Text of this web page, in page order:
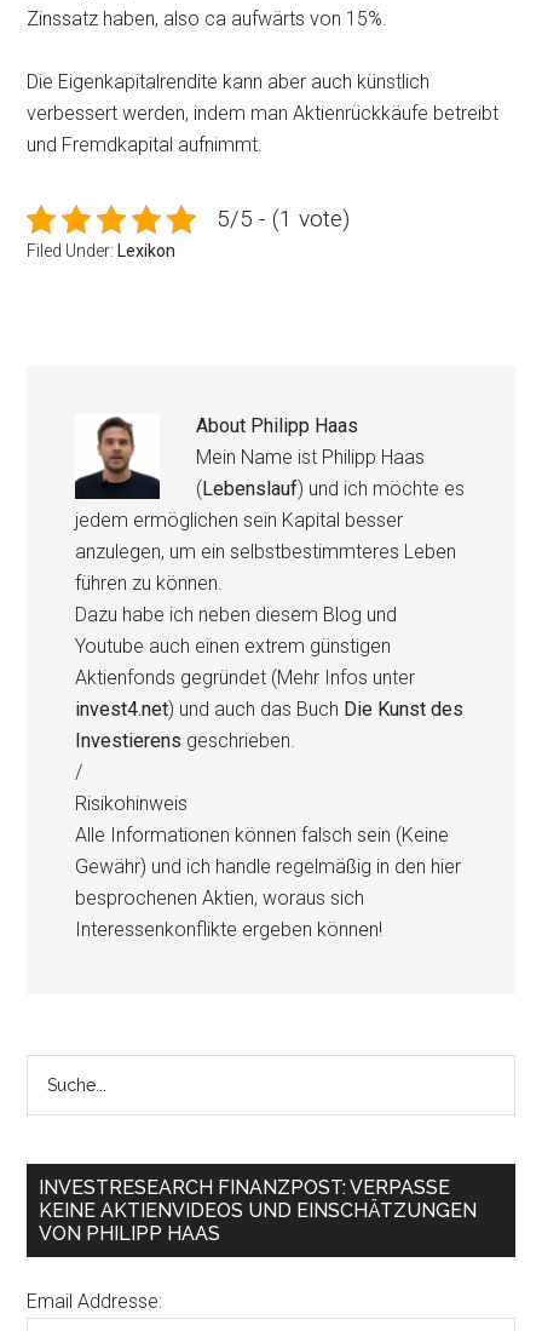
Zinssatz haben, also ca aufwärts von 15%.
Die Eigenkapitalrendite kann aber auch künstlich
verbessert werden, indem man Aktienrückkäufe betreibt
und Fremdkapital aufnimmt.
5/5 - (1 vote)
Filed Under: Lexikon
About Philipp Haas
Mein Name ist Philipp Haas
(Lebenslauf) und ich möchte es
jedem ermöglichen sein Kapital besser
anzulegen, um ein selbstbestimmteres Leben
führen zu können.
Dazu habe ich neben diesem Blog und
Youtube auch einen extrem günstigen
Aktienfonds gegründet (Mehr Infos unter
invest4.net) und auch das Buch Die Kunst des
Investierens geschrieben.
/
Risikohinweis
Alle Informationen können falsch sein (Keine
Gewähr) und ich handle regelmäßig in den hier
besprochenen Aktien, woraus sich
Interessenkonflikte ergeben können!
INVESTRESEARCH FINANZPOST: VERPASSE
KEINE AKTIENVIDEOS UND EINSCHÄTZUNGEN
VON PHILIPP HAAS
Email Addresse: